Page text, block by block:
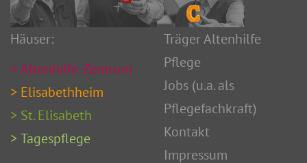
Häuser:
Altenhilfe-Zentrum
Elisabethheim
St. Elisabeth
Tagespflege
Träger Altenhilfe
Pflege
Jobs (u.a. als
Pflegefachkraft)
Kontakt
Impressum